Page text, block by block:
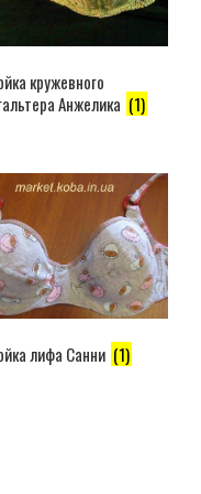
кружевного
Анжелика (1)
лифа Санни (1)